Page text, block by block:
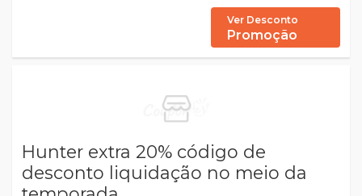
Ver Desconto
Promoção
Hunter extra 20% código de
desconto liquidação no meio da